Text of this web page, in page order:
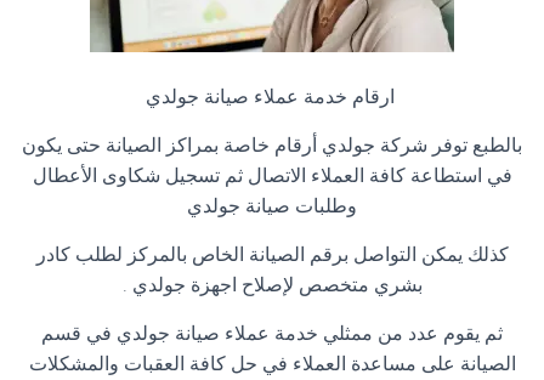
ارقام خدمة عملاء صيانة جولدي
بالطبع توفر شركة جولدي أرقام خاصة بمراكز الصيانة حتى يكون
في استطاعة كافة العملاء الاتصال ثم تسجيل شكاوى الأعطال
وطلبات صيانة جولدي
كذلك يمكن التواصل برقم الصيانة الخاص بالمركز لطلب كادر
بشري متخصص لإصلاح اجهزة جولدي .
ثم يقوم عدد من ممثلي خدمة عملاء صيانة جولدي في قسم
الصيانة على مساعدة العملاء في حل كافة العقبات والمشكلات